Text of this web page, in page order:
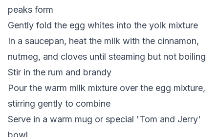
peaks form
Gently fold the egg whites into the yolk mixture
In a saucepan, heat the milk with the cinnamon,
nutmeg, and cloves until steaming but not boiling
Stir in the rum and brandy
Pour the warm milk mixture over the egg mixture,
stirring gently to combine
Serve in a warm mug or special 'Tom and Jerry'